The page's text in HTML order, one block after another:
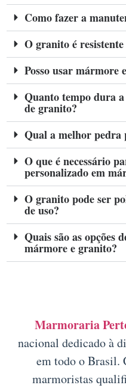
Como fazer a
O granito é resistente
Posso usar mármore
Quanto tempo dura
de granito?
Qual a melhor pedra
O que é necessário
personalizado em
O granito pode ser
de uso?
Quais são as opções
mármore e granito?
Marmoraria
nacional dedicado à
em todo o Brasil.
marmoristas